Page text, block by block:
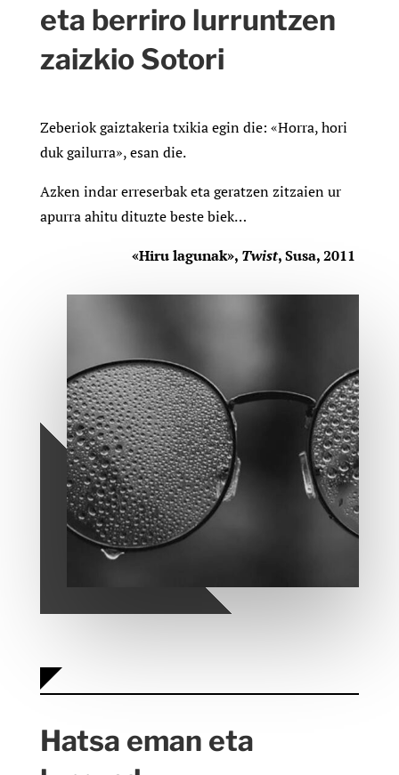
eta berriro lurruntzen
zaizkio Sotori
Zeberiok gaiztakeria txikia egin die: «Horra, hori
duk gailurra», esan die.
Azken indar erreserbak eta geratzen zitzaien ur
apurra ahitu dituzte beste biek…
«Hiru lagunak», Twist, Susa, 2011
Hatsa eman eta